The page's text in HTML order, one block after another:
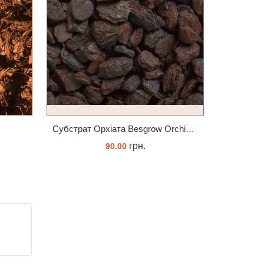
Субстрат Орхіата Besgrow Orchiata фракція 18-25мм
90.00грн.